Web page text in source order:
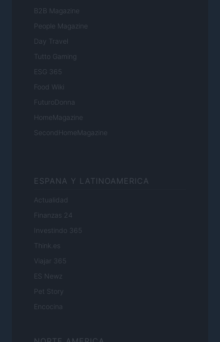
B2B Magazine
People Magazine
Day Travel
Tutto Gaming
ESG 365
Food Wiki
FuturoDonna
HomeMagazine
SecondHomeMagazine
ESPANA Y LATINOAMERICA
Actualidad
Finanzas 24
Investindo 365
Think.es
Viajar 365
ES Newz
Pet Story
Encocina